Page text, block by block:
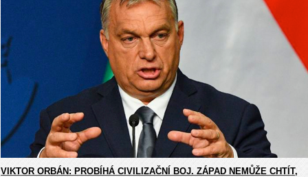
VIKTOR ORBÁN: PROBÍHÁ CIVILIZAČNÍ BOJ. ZÁPAD NEMŮŽE CHTÍT,